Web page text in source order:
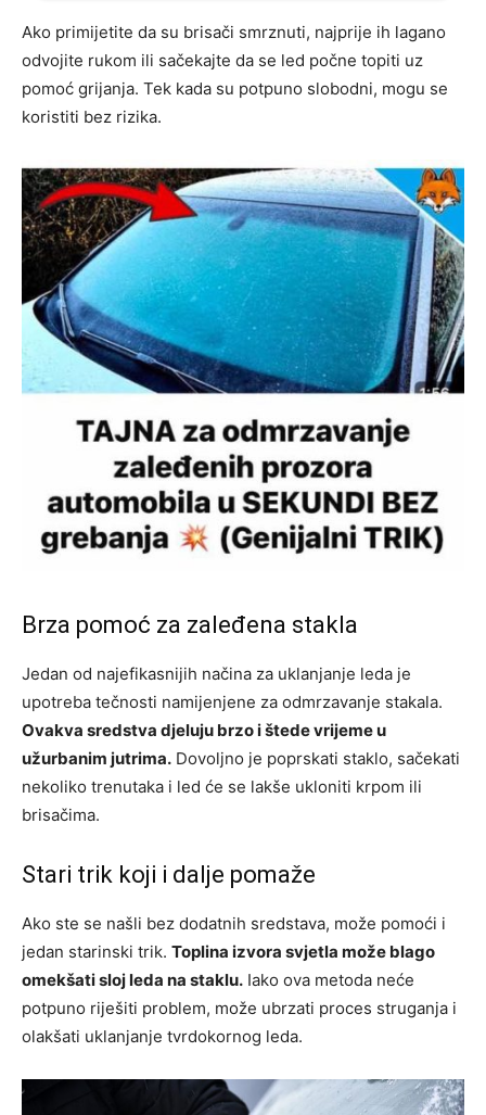
Ako primijetite da su brisači smrznuti, najprije ih lagano
odvojite rukom ili sačekajte da se led počne topiti uz
pomoć grijanja. Tek kada su potpuno slobodni, mogu se
koristiti bez rizika.
Brza pomoć za zaleđena stakla
Jedan od najefikasnijih načina za uklanjanje leda je
upotreba tečnosti namijenjene za odmrzavanje stakala.
Ovakva sredstva djeluju brzo i štede vrijeme u
užurbanim jutrima. Dovoljno je poprskati staklo, sačekati
nekoliko trenutaka i led će se lakše ukloniti krpom ili
brisačima.
Stari trik koji i dalje pomaže
Ako ste se našli bez dodatnih sredstava, može pomoći i
jedan starinski trik. Toplina izvora svjetla može blago
omekšati sloj leda na staklu. Iako ova metoda neće
potpuno riješiti problem, može ubrzati proces struganja i
olakšati uklanjanje tvrdokornog leda.